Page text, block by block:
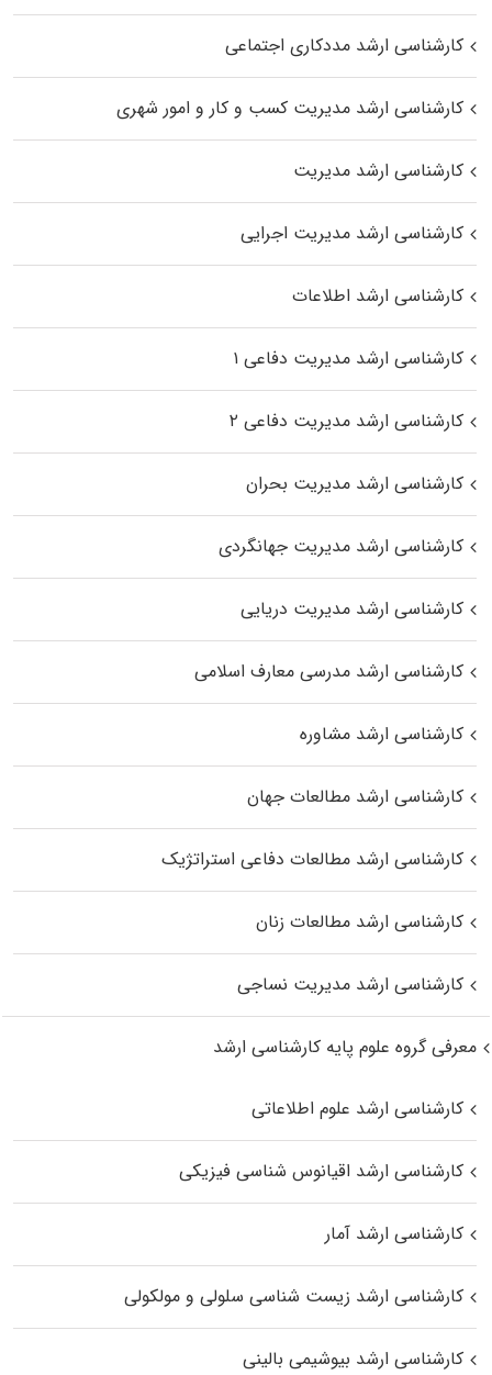
کارشناسی ارشد مددکاری اجتماعی
کارشناسی ارشد مدیریت کسب و کار و امور شهری
کارشناسی ارشد مدیریت
کارشناسی ارشد مدیریت اجرایی
کارشناسی ارشد اطلاعات
کارشناسی ارشد مدیریت دفاعی ۱
کارشناسی ارشد مدیریت دفاعی ۲
کارشناسی ارشد مدیریت بحران
کارشناسی ارشد مدیریت جهانگردی
کارشناسی ارشد مدیریت دریایی
کارشناسی ارشد مدرسی معارف اسلامی
کارشناسی ارشد مشاوره
کارشناسی ارشد مطالعات جهان
کارشناسی ارشد مطالعات دفاعی استراتژیک
کارشناسی ارشد مطالعات زنان
کارشناسی ارشد مدیریت نساجی
معرفی گروه علوم پایه کارشناسی ارشد
کارشناسی ارشد علوم اطلاعاتی
کارشناسی ارشد اقیانوس‌ شناسی فیزیکی
کارشناسی ارشد آمار
کارشناسی ارشد زیست شناسی سلولی و مولکولی
کارشناسی ارشد بیوشیمی بالینی